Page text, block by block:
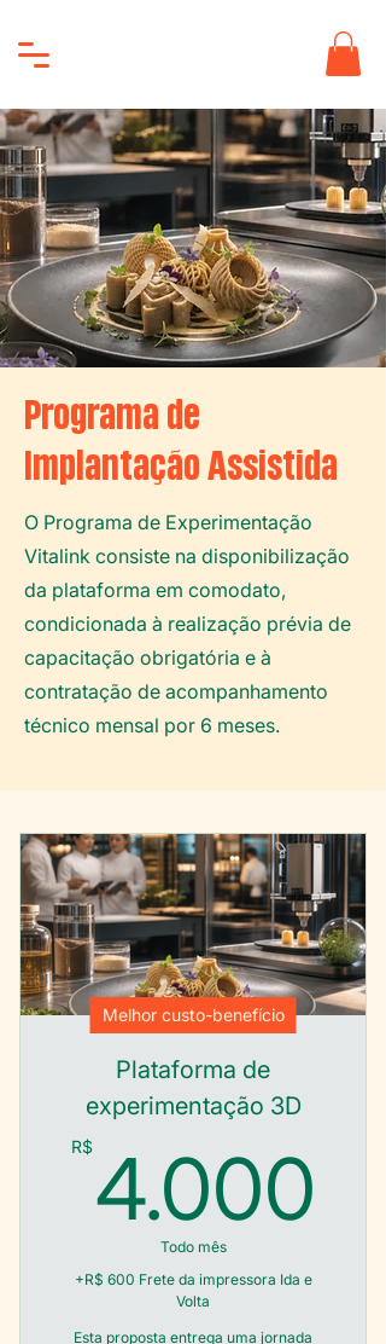
Programa de
Implantação Assistida
O Programa de Experimentação
Vitalink consiste na disponibilização
da plataforma em comodato,
condicionada à realização prévia de
capacitação obrigatória e à
contratação de acompanhamento
técnico mensal por 6 meses.
Melhor custo-benefício
Plataforma de
experimentação 3D
R$ 4.000
Todo mês
+R$ 600 Frete da impressora Ida e
Volta
Esta proposta entrega uma jornada